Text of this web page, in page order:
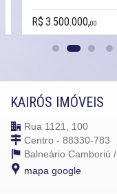
R$ 3.500.000,00
KAIRÓS IMÓVEIS
Rua 1121, 100
Centro - 88330-783
Balneário Camboriú /
mapa google